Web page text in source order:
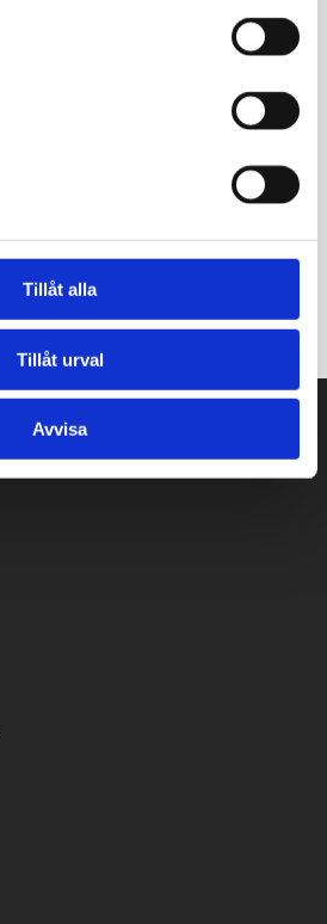
Tillåt alla
Tillåt urval
Avvisa
till roliga aktiviteter.